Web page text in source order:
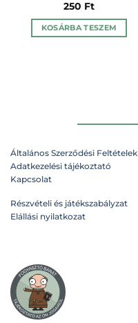
250 Ft
KOSÁRBA TESZEM
Általános Szerződési Feltételek
Adatkezelési tájékoztató
Kapcsolat
Részvételi és játékszabályzat
Elállási nyilatkozat